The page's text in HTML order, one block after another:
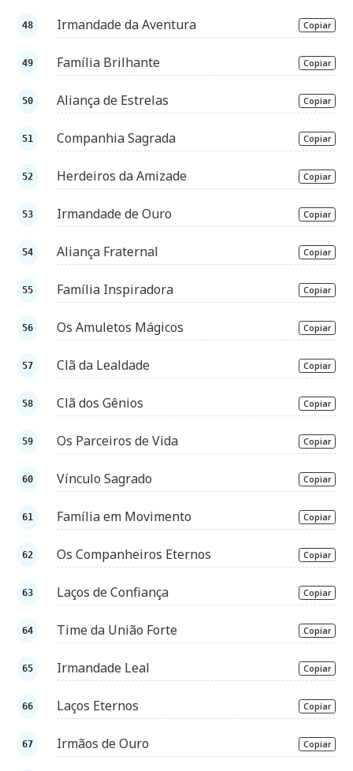
Irmandade da Aventura Copiar
Família Brilhante Copiar
Aliança de Estrelas Copiar
Companhia Sagrada Copiar
Herdeiros da Amizade Copiar
Irmandade de Ouro Copiar
Aliança Fraternal Copiar
Família Inspiradora Copiar
Os Amuletos Mágicos Copiar
Clã da Lealdade Copiar
Clã dos Gênios Copiar
Os Parceiros de Vida Copiar
Vínculo Sagrado Copiar
Família em Movimento Copiar
Os Companheiros Eternos Copiar
Laços de Confiança Copiar
Time da União Forte Copiar
Irmandade Leal Copiar
Laços Eternos Copiar
Irmãos de Ouro Copiar